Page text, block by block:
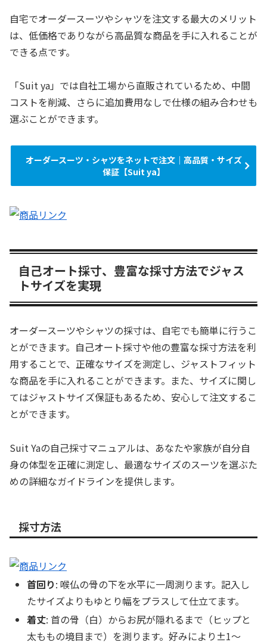
自宅でオーダースーツやシャツを注文する最大のメリット
は、低価格でありながら高品質な商品を手に入れることが
できる点です。
「Suit ya」では自社工場から直販されているため、中間
コストを削減、さらに追加費用なしで仕様の組み合わせも
選ぶことができます。
オーダースーツ・シャツをネットで注文｜高品質・サイズ
保証【Suit ya】
自己オート採寸、豊富な採寸方法でジャス
トサイズを実現
オーダースーツやシャツの採寸は、自宅でも簡単に行うこ
とができます。自己オート採寸や他の豊富な採寸方法を利
用することで、正確なサイズを測定し、ジャストフィット
な商品を手に入れることができます。また、サイズに関し
てはジャストサイズ保証もあるため、安心して注文するこ
とができます。
Suit Yaの自己採寸マニュアルは、あなたや家族が自分自
身の体型を正確に測定し、最適なサイズのスーツを選ぶた
めの詳細なガイドラインを提供します。
採寸方法
首回り: 喉仏の骨の下を水平に一周測ります。記入し
たサイズよりもゆとり幅をプラスして仕立てます。
着丈: 首の骨（白）からお尻が隠れるまで（ヒップと
太ももの境目まで）を測ります。好みにより±1～